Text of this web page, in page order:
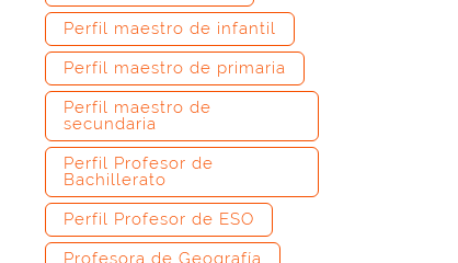
Perfil maestro de infantil
Perfil maestro de primaria
Perfil maestro de
secundaria
Perfil Profesor de
Bachillerato
Perfil Profesor de ESO
Profesora de Geografía